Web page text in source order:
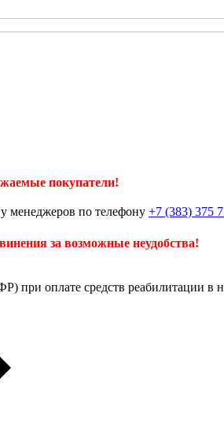
покупатели!
менеджеров по телефону +7 (383) 375
за возможные неудобства!
при оплате средств реабилитации в